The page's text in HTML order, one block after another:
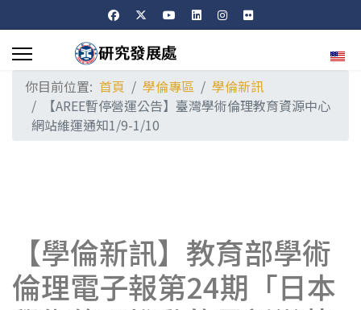
選擇
你目前位置: 首頁 學倫專區
學倫新訊
【AREE暫停營運公告】臺灣學術倫理教育資源中心
網站維運通知1/9-1/10
【學倫新訊】教育部學術
倫理電子報第24期「日本